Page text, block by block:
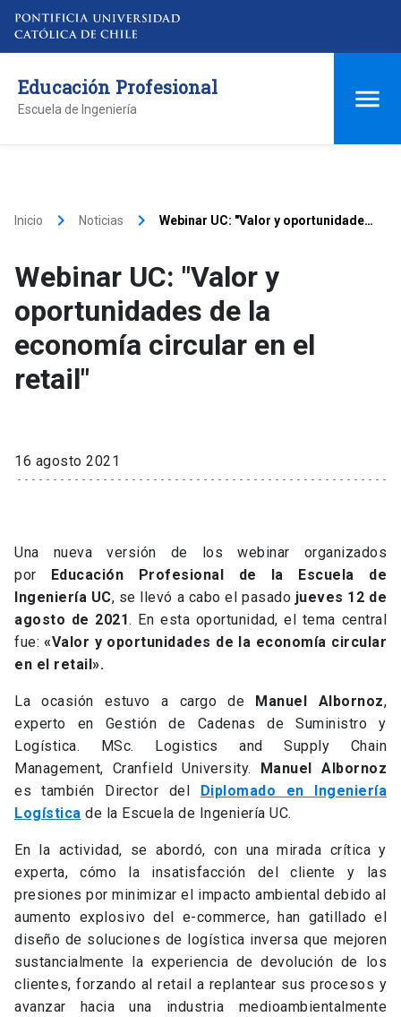
Educación Profesional
Escuela de Ingeniería
Inicio keyboard_arrow_right Noticias keyboard_arrow_right
Webinar UC: "Valor y oportunidades
Webinar UC: "Valor y
oportunidades de la
economía circular en el
retail"
16 agosto 2021
Una nueva versión de los webinar organizados
por Educación Profesional de la Escuela de
Ingeniería UC, se llevó a cabo el pasado jueves 12 de
agosto de 2021. En esta oportunidad, el tema central
fue:«Valor y oportunidades de la economía circular
en el retail».
La ocasión estuvo a cargo de Manuel Albornoz,
experto en Gestión de Cadenas de Suministro y
Logística. MSc. Logistics and Supply Chain
Management, Cranfield University. Manuel Albornoz
es también Director del Diplomado en Ingeniería
Logística de la Escuela de Ingeniería UC.
En la actividad, se abordó, con una mirada crítica y
experta, cómo la insatisfacción del cliente y las
presiones por minimizar el impacto ambiental debido al
aumento explosivo del e-commerce, han gatillado el
diseño de soluciones de logística inversa que mejoren
sustancialmente la experiencia de devolución de los
clientes, forzando al retail a replantear sus procesos y
avanzar hacia una industria medioambientalmente